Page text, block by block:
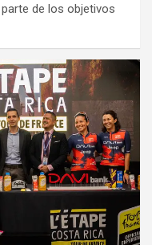
de los objetivos